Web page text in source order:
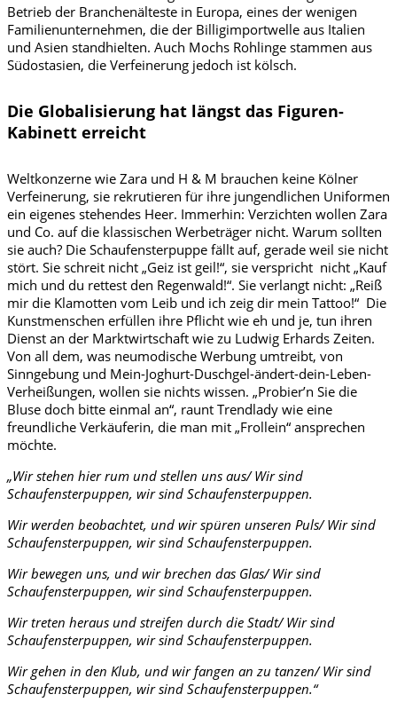
Betrieb der Branchenälteste in Europa, eines der wenigen
Familienunternehmen, die der Billigimportwelle aus Italien
und Asien standhielten. Auch Mochs Rohlinge stammen aus
Südostasien, die Verfeinerung jedoch ist kölsch.
Die Globalisierung hat längst das Figuren-
Kabinett erreicht
Weltkonzerne wie Zara und H & M brauchen keine Kölner
Verfeinerung, sie rekrutieren für ihre jungendlichen Uniformen
ein eigenes stehendes Heer. Immerhin: Verzichten wollen Zara
und Co. auf die klassischen Werbeträger nicht. Warum sollten
sie auch? Die Schaufensterpuppe fällt auf, gerade weil sie nicht
stört. Sie schreit nicht „Geiz ist geil!“, sie verspricht nicht „Kauf
mich und du rettest den Regenwald!“. Sie verlangt nicht: „Reiß
mir die Klamotten vom Leib und ich zeig dir mein Tattoo!“ Die
Kunstmenschen erfüllen ihre Pflicht wie eh und je, tun ihren
Dienst an der Marktwirtschaft wie zu Ludwig Erhards Zeiten.
Von all dem, was neumodische Werbung umtreibt, von
Sinngebung und Mein-Joghurt-Duschgel-ändert-dein-Leben-
Verheißungen, wollen sie nichts wissen. „Probier’n Sie die
Bluse doch bitte einmal an“, raunt Trendlady wie eine
freundliche Verkäuferin, die man mit „Frollein“ ansprechen
möchte.
„Wir stehen hier rum und stellen uns aus/ Wir sind
Schaufensterpuppen, wir sind Schaufensterpuppen.
Wir werden beobachtet, und wir spüren unseren Puls/ Wir sind
Schaufensterpuppen, wir sind Schaufensterpuppen.
Wir bewegen uns, und wir brechen das Glas/ Wir sind
Schaufensterpuppen, wir sind Schaufensterpuppen.
Wir treten heraus und streifen durch die Stadt/ Wir sind
Schaufensterpuppen, wir sind Schaufensterpuppen.
Wir gehen in den Klub, und wir fangen an zu tanzen/ Wir sind
Schaufensterpuppen, wir sind Schaufensterpuppen.“